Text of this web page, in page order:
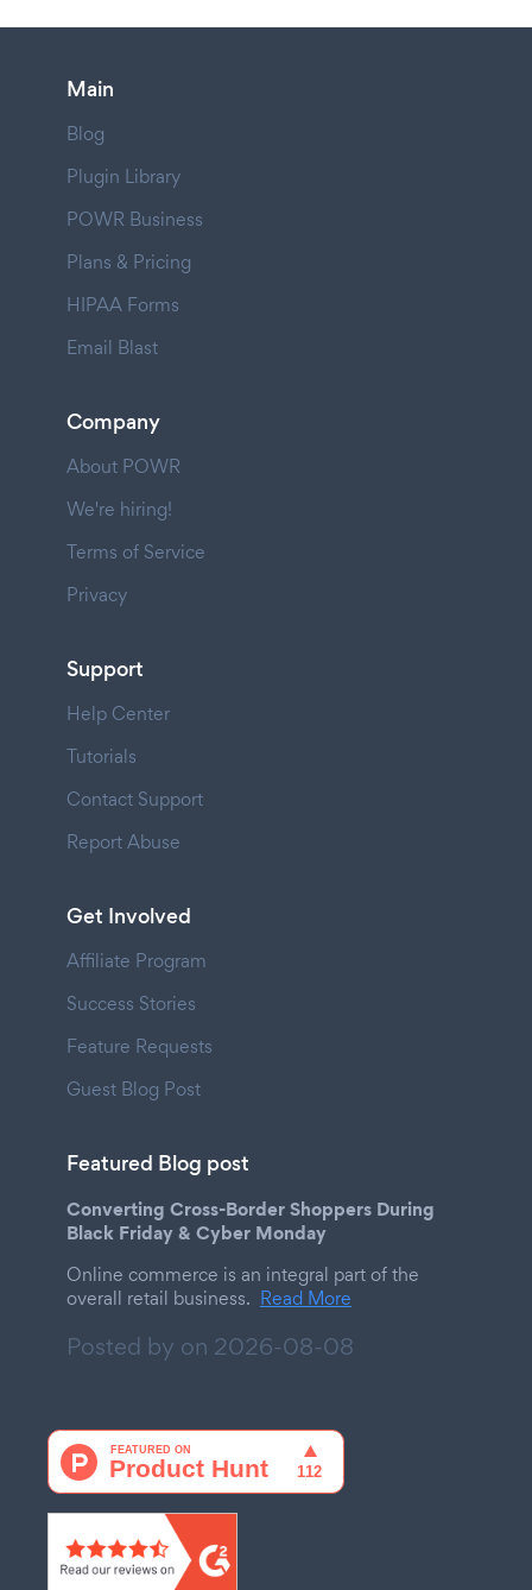
Main
Blog
Plugin Library
POWR Business
Plans & Pricing
HIPAA Forms
Email Blast
Company
About POWR
We're hiring!
Terms of Service
Privacy
Support
Help Center
Tutorials
Contact Support
Report Abuse
Get Involved
Affiliate Program
Success Stories
Feature Requests
Guest Blog Post
Featured Blog post
Converting Cross-Border Shoppers During
Black Friday & Cyber Monday
Online commerce is an integral part of the
overall retail business. Read More
Posted by on 2026-08-08